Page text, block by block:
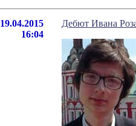
19.04.2015
16:04
Дебют Ивана